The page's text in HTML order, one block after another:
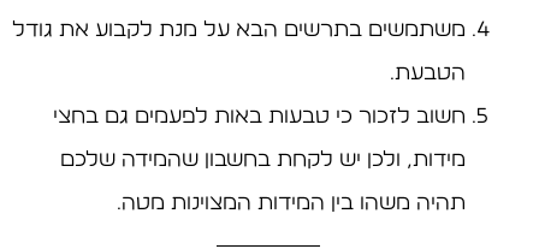
משתמשים בתרשים הבא על מנת לקבוע את גודל
הטבעת.
חשוב לזכור כי טבעות באות לפעמים גם בחצי
מידות, ולכן יש לקחת בחשבון שהמידה שלכם
תהיה משהו בין המידות המצוינות מטה.